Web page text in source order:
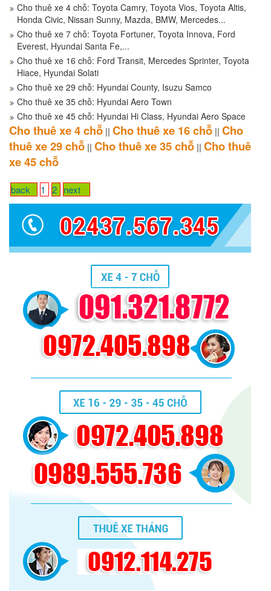
Cho thuê xe 4 chỗ: Toyota Camry, Toyota Vios, Toyota Altis,
Honda Civic, Nissan Sunny, Mazda, BMW, Mercedes...
Cho thuê xe 7 chỗ: Toyota Fortuner, Toyota Innova, Ford
Everest, Hyundai Santa Fe,...
Cho thuê xe 16 chỗ: Ford Transit, Mercedes Sprinter, Toyota
Hiace, Hyundai Solati
Cho thuê xe 29 chỗ: Hyundai County, Isuzu Samco
Cho thuê xe 35 chỗ: Hyundai Aero Town
Cho thuê xe 45 chỗ: Hyundai Hi Class, Hyundai Aero Space
Cho thuê xe 4 chỗ || Cho thuê xe 16 chỗ || Cho
thuê xe 29 chỗ || Cho thuê xe 35 chỗ || Cho thuê
xe 45 chỗ
back 1 2 next